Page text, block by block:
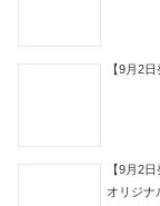
【9月2
【9月2
オリジナ